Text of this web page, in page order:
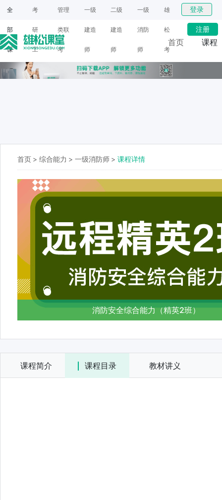
全
部
课
程
考
研
工
具
管理
类联
考
一级
建造
师
二级
建造
师
一级
消防
师
雄
松
考
研
登录
注册
首页 课程
首页 > 综合能力 > 一级消防师 > 课程详情
消防安全综合能力（精英2班）
课程简介 课程目录 教材讲义